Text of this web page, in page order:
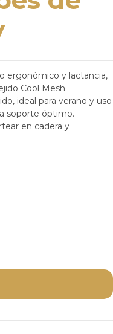
ergonómico y lactancia,
Cool Mesh
ideal para verano y uso
soporte óptimo.
en cadera y